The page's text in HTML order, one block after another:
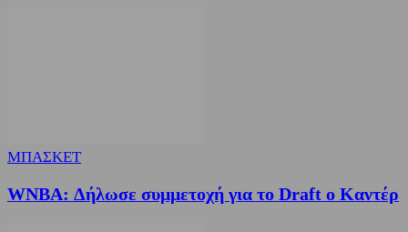
ΜΠΑΣΚΕΤ
WNBA: Δήλωσε συμμετοχή για το Draft ο Καντέρ